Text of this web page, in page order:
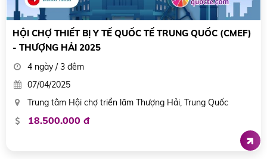
HỘI CHỢ THIẾT BỊ Y TẾ QUỐC TẾ TRUNG QUỐC (CMEF)
- THƯỢNG HẢI 2025
4 ngày / 3 đêm
07/04/2025
Trung tâm Hội chợ triển lãm Thượng Hải, Trung Quốc
18.500.000 đ